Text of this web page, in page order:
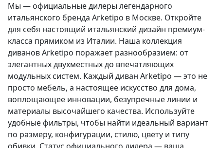
Мы — официальные дилеры легендарного
итальянского бренда Arketipo в Москве. Откройте
для себя настоящий итальянский дизайн премиум-
класса прямиком из Италии. Наша коллекция
диванов Arketipo поражает разнообразием: от
элегантных двухместных до впечатляющих
модульных систем. Каждый диван Arketipo — это не
просто мебель, а настоящее искусство для дома,
воплощающее инновации, безупречные линии и
материалы высочайшего качества. Используйте
удобные фильтры, чтобы найти идеальный вариант
по размеру, конфигурации, стилю, цвету и типу